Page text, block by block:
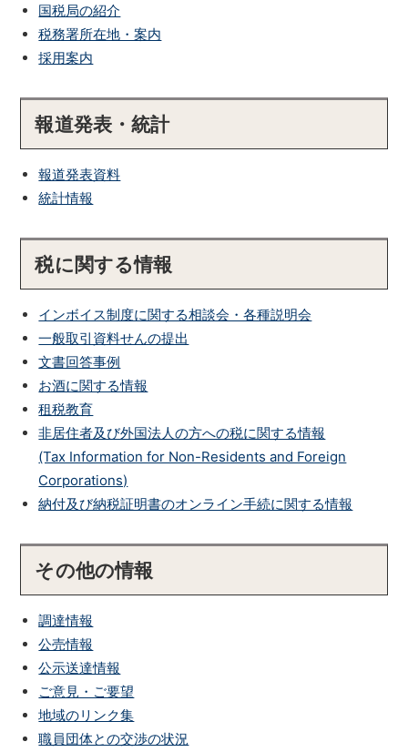
国税局の紹介
税務署所在地・案内
採用案内
報道発表・統計
報道発表資料
統計情報
税に関する情報
インボイス制度に関する相談会・各種説明会
一般取引資料せんの提出
文書回答事例
お酒に関する情報
租税教育
非居住者及び外国法人の方への税に関する情報
(Tax Information for Non-Residents and Foreign
Corporations)
納付及び納税証明書のオンライン手続に関する情報
その他の情報
調達情報
公売情報
公示送達情報
ご意見・ご要望
地域のリンク集
職員団体との交渉の状況